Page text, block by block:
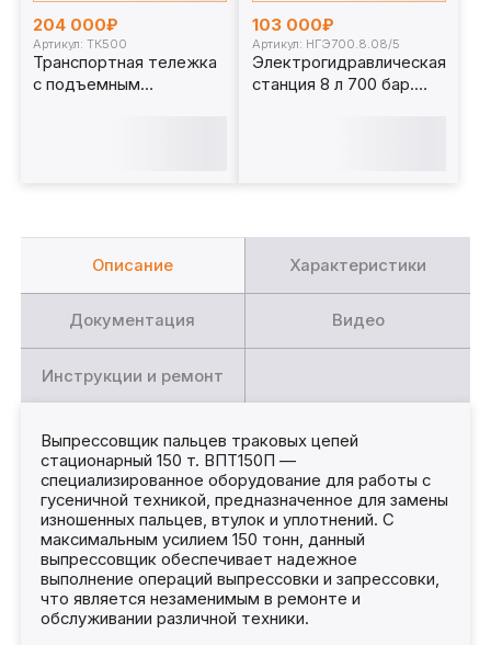
204 000₽
Артикул: ТК500
Транспортная тележка
с подъемным
103 000₽
Артикул: НГЭ700.8.08/5
Электрогидравлическая
станция 8 л 700 бар.
Описание Характеристики
Документация Видео
Инструкции и ремонт
Выпрессовщик пальцев траковых цепей
стационарный 150 т. ВПТ150П —
специализированное оборудование для работы с
гусеничной техникой, предназначенное для замены
изношенных пальцев, втулок и уплотнений. С
максимальным усилием 150 тонн, данный
выпрессовщик обеспечивает надежное
выполнение операций выпрессовки и запрессовки,
что является незаменимым в ремонте и
обслуживании различной техники.